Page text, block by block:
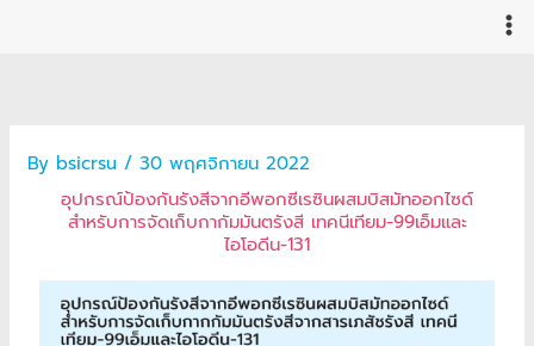
By bsicrsu/30 พฤศจิกายน 2022
อุปกรณ์ป้องกันรังสีจากอีพอกซีเรซินผสมบิสมัทออกไซด์
สำหรับการจัดเก็บกากัมมันตรังสี เทคนีเทียม-99เอ็มและ
ไอโอดีน-131